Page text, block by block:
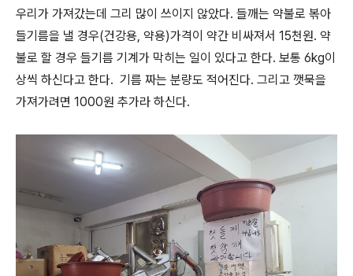
우리가 가져갔는데 그리 많이 쓰이지 않았다. 들깨는 약불로 볶아
들기름을 낼 경우(건강용, 약용)가격이 약간 비싸져서 15천원. 약
불로 할 경우 들기름 기계가 막히는 일이 있다고 한다. 보통 6kg이
상씩 하신다고 한다. 기름 짜는 분량도 적어진다. 그리고 깻묵을
가져가려면 1000원 추가라 하신다.